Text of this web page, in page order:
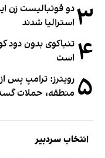
۳ استرالیا شدند
۴ تنباکوی بدون دود
است
۵ رویترز: ترامپ پس
منطقه، حملات
انتخاب سردبیر